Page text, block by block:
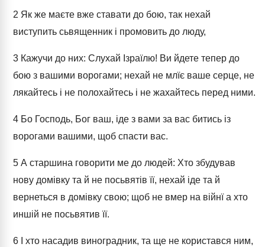
2 Як же маєте вже ставати до бою, так нехай
виступить сьвященник і промовить до люду,
3 Кажучи до них: Слухай Ізраїлю! Ви йдете тепер до
бою з вашими ворогами; нехай не млїє ваше серце, не
лякайтесь і не полохайтесь і не жахайтесь перед ними.
4 Бо Господь, Бог ваш, іде з вами за вас битись із
ворогами вашими, щоб спасти вас.
5 А старшина говорити ме до людей: Хто збудував
нову домівку та й не посьвятів її, нехай іде та й
вернеться в домівку свою; щоб не вмер на війнї а хто
иншій не посьвятив її.
6 І хто насадив виноградник, та ще не користався ним,